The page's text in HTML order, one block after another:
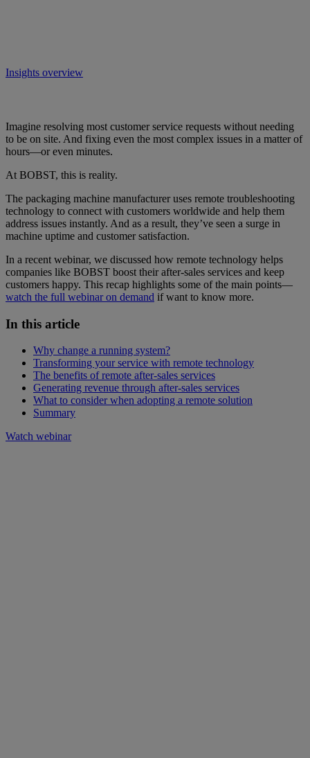
Insights overview
Imagine resolving most customer service requests without needing
to be on site. And fixing even the most complex issues in a matter of
hours—or even minutes.
At BOBST, this is reality.
The packaging machine manufacturer uses remote troubleshooting
technology to connect with customers worldwide and help them
address issues instantly. And as a result, they’ve seen a surge in
machine uptime and customer satisfaction.
In a recent webinar, we discussed how remote technology helps
companies like BOBST boost their after-sales services and keep
customers happy. This recap highlights some of the main points—
watch the full webinar on demand if want to know more.
In this article
Why change a running system?
Transforming your service with remote technology
The benefits of remote after-sales services
Generating revenue through after-sales services
What to consider when adopting a remote solution
Summary
Watch webinar